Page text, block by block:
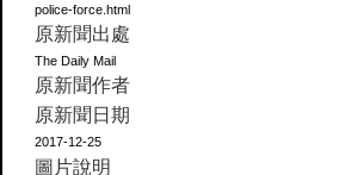
police-force.html
原新聞出處
The Daily Mail
原新聞作者
原新聞日期
2017-12-25
圖片說明